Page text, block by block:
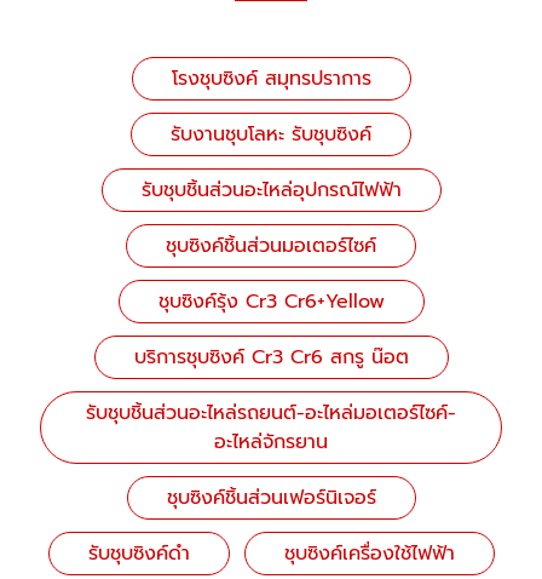
โรงชุบซิงค์ สมุทรปราการ
รับงานชุบโลหะ รับชุบซิงค์
รับชุบชิ้นส่วนอะไหล่อุปกรณ์ไฟฟ้า
ชุบซิงค์ชิ้นส่วนมอเตอร์ไซค์
ชุบซิงค์รุ้ง Cr3 Cr6+Yellow
บริการชุบซิงค์ Cr3 Cr6 สกรู น๊อต
รับชุบชิ้นส่วนอะไหล่รถยนต์-อะไหล่มอเตอร์ไซค์-
อะไหล่จักรยาน
ชุบซิงค์ชิ้นส่วนเฟอร์นิเจอร์
รับชุบซิงค์ดำ
ชุบซิงค์เครื่องใช้ไฟฟ้า